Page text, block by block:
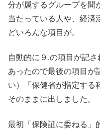
分が属するグループを聞
当たっている人や、経済
どいろんな項目が。
自動的に９.の項目が記
あったので最後の項目が
い）「保健省が指定する
そのままに出しました。
最初「保険証に委ねる」